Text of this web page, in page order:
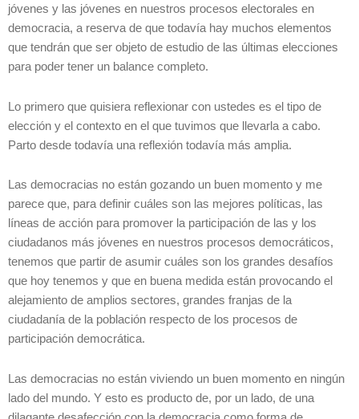
jóvenes y las jóvenes en nuestros procesos electorales en
democracia, a reserva de que todavía hay muchos elementos
que tendrán que ser objeto de estudio de las últimas elecciones
para poder tener un balance completo.
Lo primero que quisiera reflexionar con ustedes es el tipo de
elección y el contexto en el que tuvimos que llevarla a cabo.
Parto desde todavía una reflexión todavía más amplia.
Las democracias no están gozando un buen momento y me
parece que, para definir cuáles son las mejores políticas, las
líneas de acción para promover la participación de las y los
ciudadanos más jóvenes en nuestros procesos democráticos,
tenemos que partir de asumir cuáles son los grandes desafíos
que hoy tenemos y que en buena medida están provocando el
alejamiento de amplios sectores, grandes franjas de la
ciudadanía de la población respecto de los procesos de
participación democrática.
Las democracias no están viviendo un buen momento en ningún
lado del mundo. Y esto es producto de, por un lado, de una